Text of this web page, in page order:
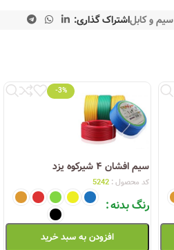
سیم و کابلاشتراک گذاری:
-3%
سیم افشان ۴ شیرکوه یزد
کد محصول : 5242
رنگ بدنه
افزودن به سبد خرید